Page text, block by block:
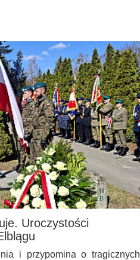
Uroczystości
i przypomina o tragicznych